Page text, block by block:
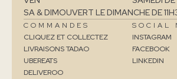
SA & DIMOUVERT LE DIMANCHE DE
COMMANDES
CLIQUEZ ET COLLECTEZ
LIVRAISONS TADAO
UBEREATS
DELIVEROO
SOCIAL
INSTAGRAM
FACEBOOK
LINKEDIN